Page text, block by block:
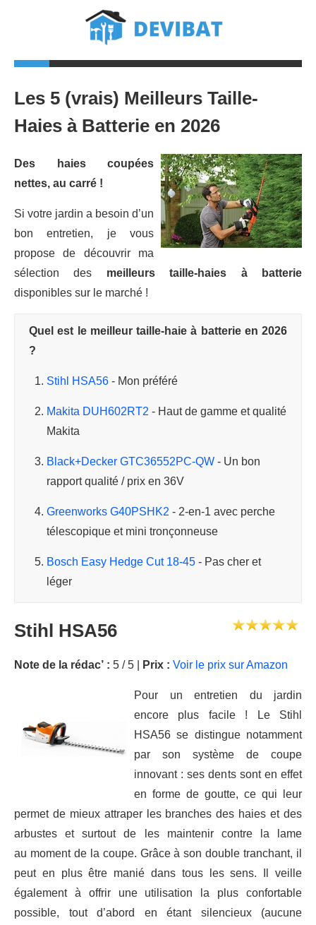
Les 5 (vrais) Meilleurs Taille-
Haies à Batterie en 2026
Des haies coupées
nettes, au carré !
Si votre jardin a besoin d’un
bon entretien, je vous
propose de découvrir ma
sélection des meilleurs taille-haies à batterie
disponibles sur le marché !
Quel est le meilleur taille-haie à batterie en 2026
?
Stihl HSA56 - Mon préféré
Makita DUH602RT2 - Haut de gamme et qualité
Makita
Black+Decker GTC36552PC-QW - Un bon
rapport qualité / prix en 36V
Greenworks G40PSHK2 - 2-en-1 avec perche
télescopique et mini tronçonneuse
Bosch Easy Hedge Cut 18-45 - Pas cher et
léger
Stihl HSA56
Note de la rédac’ : 5 / 5 | Prix : Voir le prix sur Amazon
Pour un entretien du jardin
encore plus facile ! Le Stihl
HSA56 se distingue notamment
par son système de coupe
innovant : ses dents sont en effet
en forme de goutte, ce qui leur
permet de mieux attraper les branches des haies et des
arbustes et surtout de les maintenir contre la lame
au moment de la coupe. Grâce à son double tranchant, il
peut en plus être manié dans tous les sens. Il veille
également à offrir une utilisation la plus confortable
possible, tout d’abord en étant silencieux (aucune